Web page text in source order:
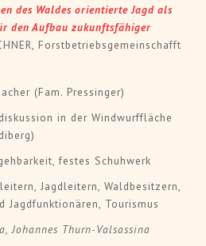
des Waldes orientierte Jagd als
den Aufbau zukunftsfähiger
Forstbetriebsgemeinschafft
(Fam. Pressinger)
in der Windwurffläche
festes Schuhwerk
Jagdleitern, Waldbesitzern,
Jagdfunktionären, Tourismus
Johannes Thurn-Valsassina